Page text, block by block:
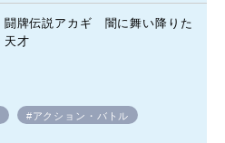
闘牌伝説アカギ 闇に舞い降りた
天才
#アクション・バトル